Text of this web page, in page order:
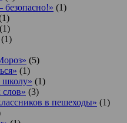
безопасно!» (1)
(1)
(1)
(5)
(1)
школу» (1)
(3)
в пешеходы» (1)